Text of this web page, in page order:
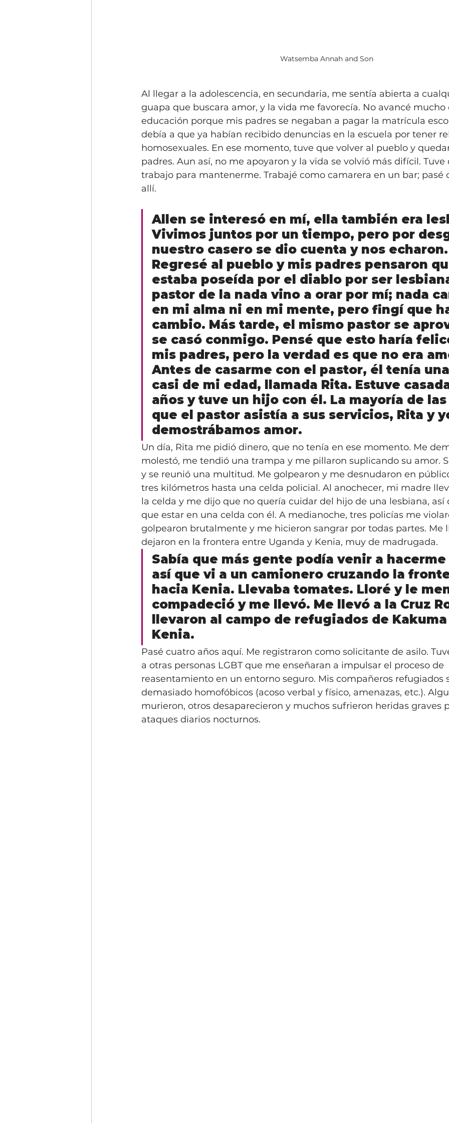
Watsemba Annah and Son
Al llegar a la adolescencia, en secundaria, me sentía abierta a
guapa que buscara amor, y la vida me favorecía. No avancé
educación porque mis padres se negaban a pagar la matrícula
debía a que ya habían recibido denuncias en la escuela por tener
homosexuales. En ese momento, tuve que volver al pueblo y
padres. Aun así, no me apoyaron y la vida se volvió más difícil.
trabajo para mantenerme. Trabajé como camarera en un bar; pasé
allí.
Allen se interesó en mí, ella también era
Vivimos juntos por un tiempo, pero por
nuestro casero se dio cuenta y nos
Regresé al pueblo y mis padres pensaron
estaba poseída por el diablo por ser
pastor de la nada vino a orar por mí; nada
en mi alma ni en mi mente, pero fingí que
cambio. Más tarde, el mismo pastor se
se casó conmigo. Pensé que esto haría
mis padres, pero la verdad es que no era
Antes de casarme con el pastor, él tenía
casi de mi edad, llamada Rita. Estuve
años y tuve un hijo con él. La mayoría de
que el pastor asistía a sus servicios, Rita y
demostrábamos amor.
Un día, Rita me pidió dinero, que no tenía en ese momento. Me
molestó, me tendió una trampa y me pillaron suplicando su amor.
y se reunió una multitud. Me golpearon y me desnudaron en
tres kilómetros hasta una celda policial. Al anochecer, mi madre
la celda y me dijo que no quería cuidar del hijo de una lesbiana,
que estar en una celda con él. A medianoche, tres policías me
golpearon brutalmente y me hicieron sangrar por todas partes. Me
dejaron en la frontera entre Uganda y Kenia, muy de madrugada.
Sabía que más gente podía venir a
así que vi a un camionero cruzando la
hacia Kenia. Llevaba tomates. Lloré y le
compadeció y me llevó. Me llevó a la Cruz
llevaron al campo de refugiados de
Kenia.
Pasé cuatro años aquí. Me registraron como solicitante de asilo.
a otras personas LGBT que me enseñaran a impulsar el proceso de
reasentamiento en un entorno seguro. Mis compañeros refugiados
demasiado homofóbicos (acoso verbal y físico, amenazas, etc.).
murieron, otros desaparecieron y muchos sufrieron heridas graves
ataques diarios nocturnos.